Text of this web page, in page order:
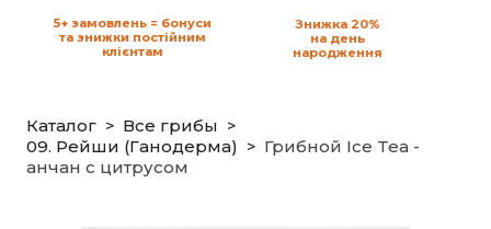
5+ замовлень = бонуси
та знижки постійним
клієнтам
Знижка 20%
на день
народження
Каталог
Все грибы
09. Рейши (Ганодерма)
Грибной Ice Tea -
анчан с цитрусом